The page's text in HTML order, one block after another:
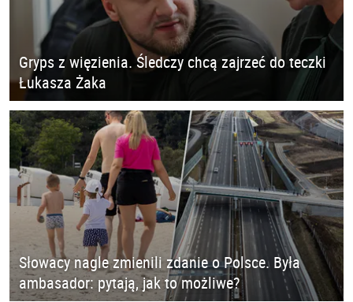
Gryps z więzienia. Śledczy chcą zajrzeć do teczki
Łukasza Żaka
Słowacy nagle zmienili zdanie o Polsce. Była
ambasador: pytają, jak to możliwe?